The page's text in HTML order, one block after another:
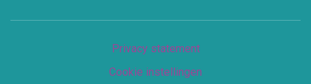
Privacy statement
Cookie instellingen